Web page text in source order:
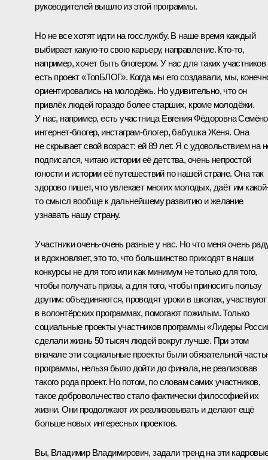
руководителей вышло из этой программы.
Но не все хотят идти на госслужбу. В наше время каждый
выбирает какую-то свою карьеру, направление. Кто-то,
например, хочет быть блогером. У нас для таких участников
есть проект «ТопБЛОГ». Когда мы его создавали, мы,
ориентировались на молодёжь. Но удивительно, что он
привлёк людей гораздо более старших, кроме молодёжи.
У нас, например, есть участница Евгения Фёдоровна
интернет-блогер, инстаграм-блогер, бабушка Женя. Она
не скрывает свой возраст: ей 89 лет. Я с удовольствием на
подписался, читаю истории её детства, очень непростой
юности и истории её путешествий по нашей стране. Она так
здорово пишет, что увлекает многих молодых, даёт им
то смысл вообще к дальнейшему развитию и желание
узнавать нашу страну.
Участники очень-очень разные у нас. Но что меня очень
и вдохновляет, это то, что большинство приходят в наши
конкурсы не для того или как минимум не только для того,
чтобы получать призы, а для того, чтобы приносить пользу
другим: объединяются, проводят уроки в школах, участвуют
в волонтёрских программах, помогают пожилым. Только
социальные проекты участников программы «Лидеры
сделали жизнь 50 тысяч людей вокруг лучше. При этом
вначале эти социальные проекты были обязательной
программы, нельзя было дойти до финала, не реализовав
такого рода проект. Но потом, по словам самих участников,
такое добровольчество стало фактически философией их
жизни. Они продолжают их реализовывать и делают ещё
больше новых интересных проектов.
Вы, Владимир Владимирович, задали тренд на эти